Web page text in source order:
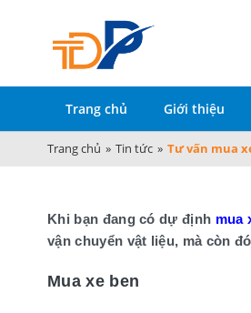
Trang chủ Giới thiệu
Trang chủ » Tin tức » Tư vấn mua
Khi bạn đang có dự định mua
vận chuyển vật liệu, mà còn
Mua xe ben